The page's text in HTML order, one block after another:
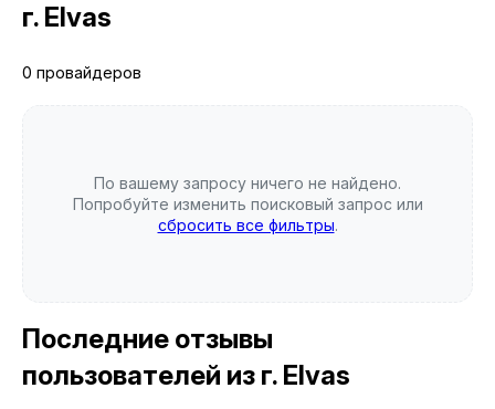
г. Elvas
0 провайдеров
По вашему запросу ничего не найдено.
Попробуйте изменить поисковый запрос или
сбросить все фильтры.
Последние отзывы
пользователей из г. Elvas